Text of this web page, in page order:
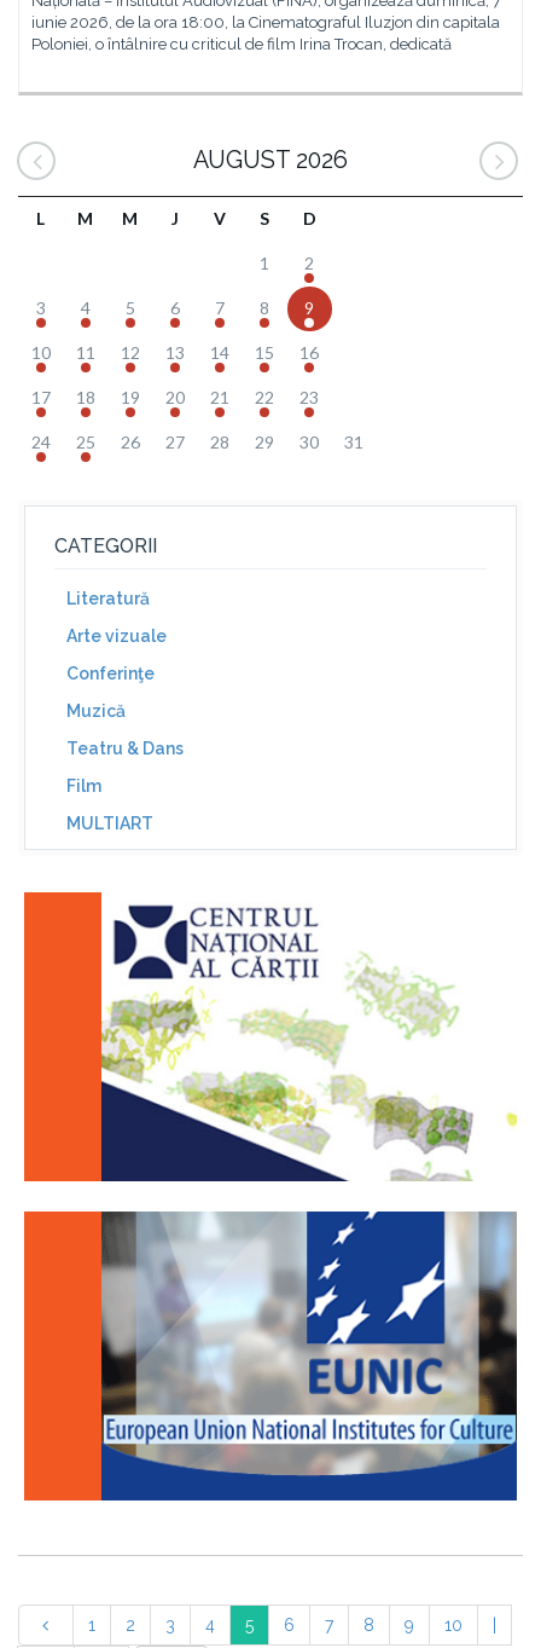
iunie 2026, de la ora 18:00, la Cinematograful Iluzjon din capitala
Poloniei, o întâlnire cu criticul de film Irina Trocan, dedicată
AUGUST 2026
L M M J V S D
1 2
3 4 5 6 7 8 9
10 11 12 13 14 15 16
17 18 19 20 21 22 23
24 25 26 27 28 29 30 31
CATEGORII
Literatură
Arte vizuale
Conferinţe
Muzică
Teatru & Dans
Film
MULTIART
1 2 3 4 5 6 7 8 9 10